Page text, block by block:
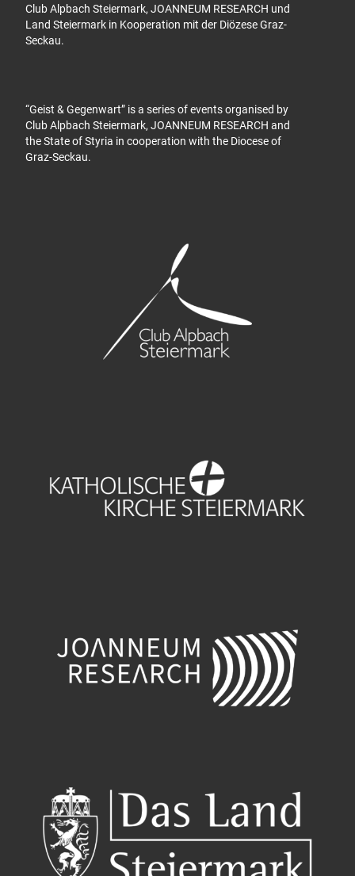
Club Alpbach Steiermark, JOANNEUM RESEARCH und
Land Steiermark in Kooperation mit der Diözese Graz-
Seckau.
“Geist & Gegenwart” is a series of events organised by
Club Alpbach Steiermark, JOANNEUM RESEARCH and
the State of Styria in cooperation with the Diocese of
Graz-Seckau.